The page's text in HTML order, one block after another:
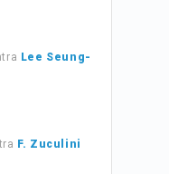
Lee Seung-
F. Zuculini